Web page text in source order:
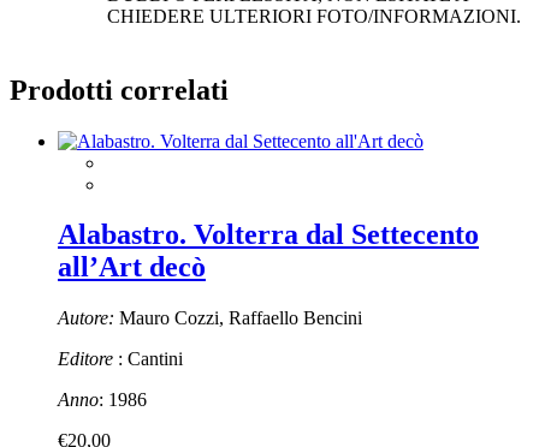
CHIEDERE ULTERIORI FOTO/INFORMAZIONI.
Prodotti correlati
Alabastro. Volterra dal Settecento
all’Art decò
Autore: Mauro Cozzi, Raffaello Bencini
Editore : Cantini
Anno: 1986
€20,00